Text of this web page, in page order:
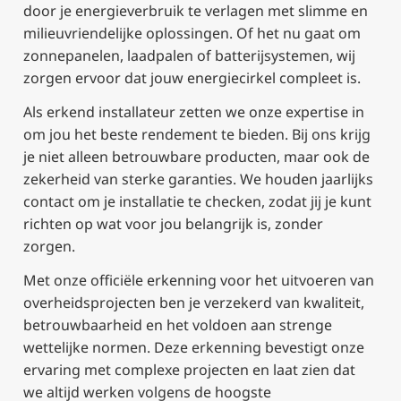
door je energieverbruik te verlagen met slimme en
milieuvriendelijke oplossingen. Of het nu gaat om
zonnepanelen, laadpalen of batterijsystemen, wij
zorgen ervoor dat jouw energiecirkel compleet is.
Als erkend installateur zetten we onze expertise in
om jou het beste rendement te bieden. Bij ons krijg
je niet alleen betrouwbare producten, maar ook de
zekerheid van sterke garanties. We houden jaarlijks
contact om je installatie te checken, zodat jij je kunt
richten op wat voor jou belangrijk is, zonder
zorgen.
Met onze officiële erkenning voor het uitvoeren van
overheidsprojecten ben je verzekerd van kwaliteit,
betrouwbaarheid en het voldoen aan strenge
wettelijke normen. Deze erkenning bevestigt onze
ervaring met complexe projecten en laat zien dat
we altijd werken volgens de hoogste